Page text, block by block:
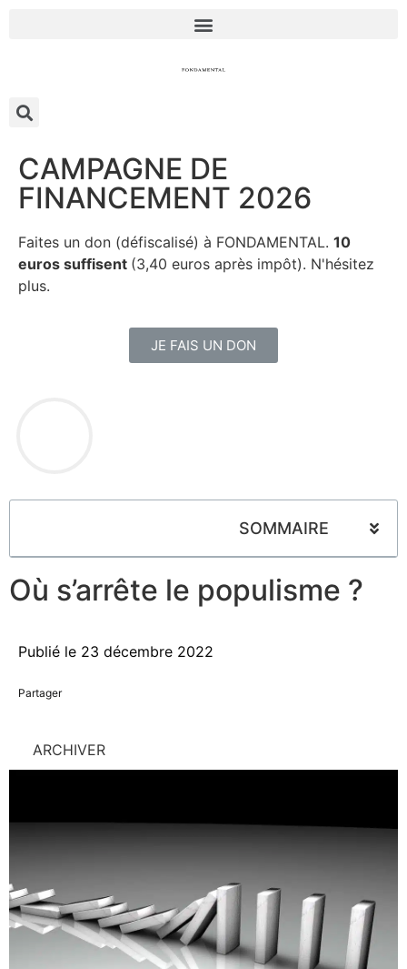
CAMPAGNE DE
FINANCEMENT 2026
Faites un don (défiscalisé) à FONDAMENTAL. 10
euros suffisent (3,40 euros après impôt). N'hésitez
plus.
JE FAIS UN DON
SOMMAIRE
Où s’arrête le populisme ?
Publié le 23 décembre 2022
Partager
ARCHIVER